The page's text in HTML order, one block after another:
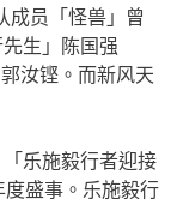
成员「怪兽」曾
生」陈国强
汝铿。而新风天
乐施毅行者迎接
盛事。乐施毅行